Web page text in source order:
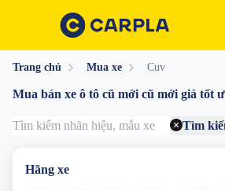
Trang chủ Mua xe Cuv
Mua bán xe ô tô cũ mới cũ mới giá tốt
Tìm
Hãng xe